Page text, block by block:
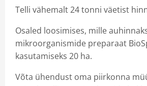
Telli vähemalt 24 tonni väetist
Osaled loosimises, mille
mikroorganismide preparaat
kasutamiseks 20 ha.
Võta ühendust oma piirkonna